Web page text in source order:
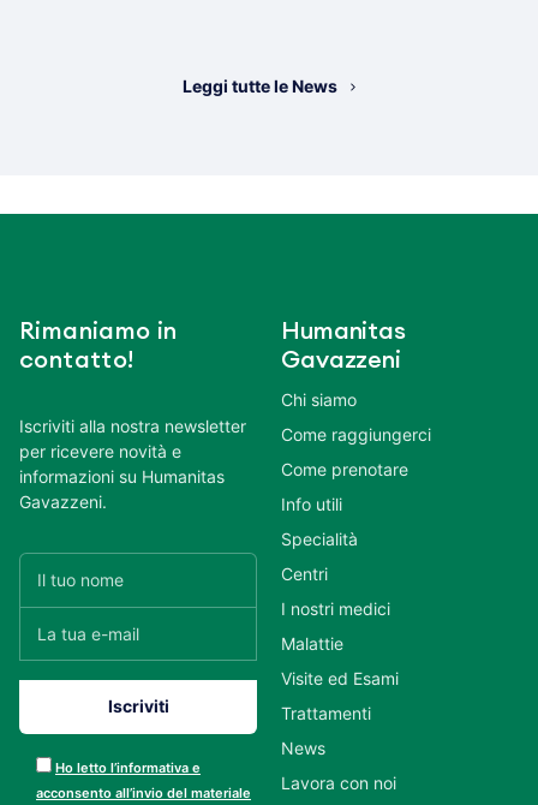
Leggi tutte le News
Rimaniamo in
contatto!
Iscriviti alla nostra newsletter
per ricevere novità e
informazioni su Humanitas
Gavazzeni.
Ho letto l’informativa e
acconsento all’invio del materiale
Humanitas
Gavazzeni
Chi siamo
Come raggiungerci
Come prenotare
Info utili
Specialità
Centri
I nostri medici
Malattie
Visite ed Esami
Trattamenti
News
Lavora con noi